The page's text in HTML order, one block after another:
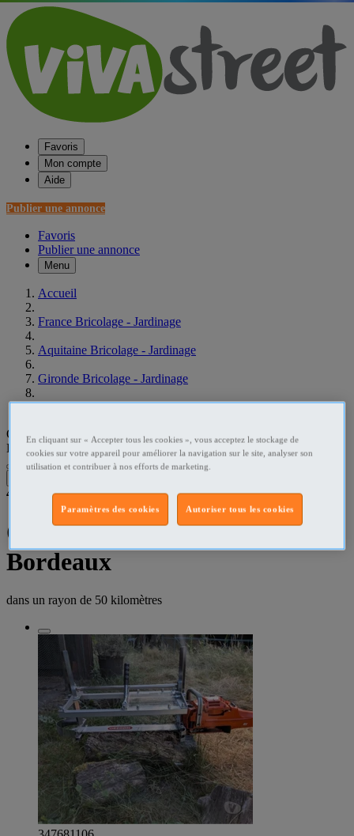
Favoris
Mon compte
Aide
Publier une annonce
Favoris
Publier une annonce
Menu
Accueil
France Bricolage - Jardinage
Aquitaine Bricolage - Jardinage
Gironde Bricolage - Jardinage
Bordeaux Bricolage - Jardinage
Que recherchez-vous ?
Bricolage - Jardinage •Bordeaux
4 résultats dans
Outillage, Bricolage, Jardinage
Bordeaux
dans un rayon de 50 kilomètres
En cliquant sur « Accepter tous les cookies », vous acceptez le stockage de
cookies sur votre appareil pour améliorer la navigation sur le site, analyser son
utilisation et contribuer à nos efforts de marketing.
Autoriser tous les cookies
Paramètres des cookies